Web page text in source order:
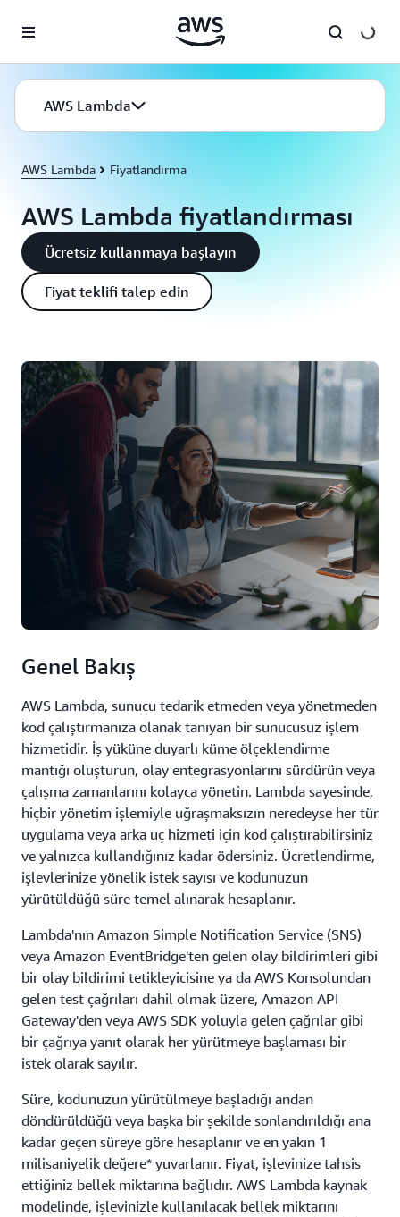
AWS Lambda
AWS Lambda Fiyatlandırma
AWS Lambda fiyatlandırması
Ücretsiz kullanmaya başlayın
Fiyat teklifi talep edin
Genel Bakış
AWS Lambda, sunucu tedarik etmeden veya yönetmeden
kod çalıştırmanıza olanak tanıyan bir sunucusuz işlem
hizmetidir. İş yüküne duyarlı küme ölçeklendirme
mantığı oluşturun, olay entegrasyonlarını sürdürün veya
çalışma zamanlarını kolayca yönetin. Lambda sayesinde,
hiçbir yönetim işlemiyle uğraşmaksızın neredeyse her tür
uygulama veya arka uç hizmeti için kod çalıştırabilirsiniz
ve yalnızca kullandığınız kadar ödersiniz. Ücretlendirme,
işlevlerinize yönelik istek sayısı ve kodunuzun
yürütüldüğü süre temel alınarak hesaplanır.
Lambda'nın Amazon Simple Notification Service (SNS)
veya Amazon EventBridge'ten gelen olay bildirimleri gibi
bir olay bildirimi tetikleyicisine ya da AWS Konsolundan
gelen test çağrıları dahil olmak üzere, Amazon API
Gateway'den veya AWS SDK yoluyla gelen çağrılar gibi
bir çağrıya yanıt olarak her yürütmeye başlaması bir
istek olarak sayılır.
Süre, kodunuzun yürütülmeye başladığı andan
döndürüldüğü veya başka bir şekilde sonlandırıldığı ana
kadar geçen süreye göre hesaplanır ve en yakın 1
milisaniyelik değere* yuvarlanır. Fiyat, işlevinize tahsis
ettiğiniz bellek miktarına bağlıdır. AWS Lambda kaynak
modelinde, işlevinizle kullanılacak bellek miktarını